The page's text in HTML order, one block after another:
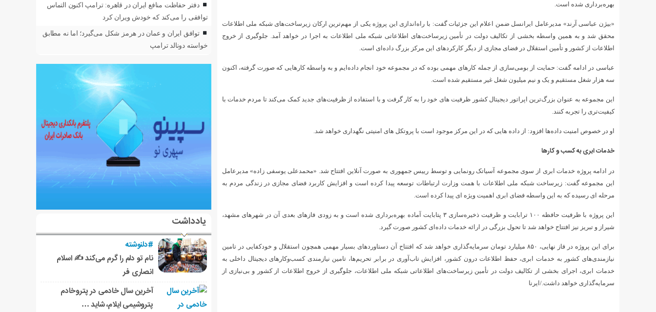
بهره‌برداری شده است.
«بیژن عباسی آرند» مدیرعامل ایرانسل ضمن اعلام این جزئیات گفت: با راه‌اندازی این پروژه یکی از مهم‌ترین ارکان زیرساخت‌های شبکه ملی اطلاعات
محقق شد و به همین واسطه بخشی از تکالیف دولت در تأمین زیرساخت‌های اطلاعاتی شبکه ملی اطلاعات به اجرا در خواهد آمد. جلوگیری از خروج
اطلاعات از کشور و تأمین استقلال در فضای مجازی از دیگر کارکردهای این مرکز بزرگ داده‌ای است.
عباسی در ادامه گفت: حمایت از بومی‌سازی از جمله کارهای مهمی بوده که در مجموعه خود انجام داده‌ایم و به واسطه کارهایی که صورت گرفته، اکنون
سه هزار شغل مستقیم و یک و نیم میلیون شغل غیر مستقیم شده است.
این مجموعه به عنوان بزرگ‌ترین اپراتور دیجیتال کشور ظرفیت های خود را به کار گرفت و با استفاده از ظرفیت‌های جدید کمک می‌کند تا مردم خدمات با
کیفیت‌تری را تجربه کنند.
او در خصوص امنیت داده‌ها افزود: از داده هایی که در این مرکز موجود است با پروتکل های امنیتی نگهداری خواهد شد.
خدمات ابری به کسب و کارها
در ادامه پروژه خدمات ابری از سوی مجموعه آسیاتک رونمایی و توسط رییس جمهوری به صورت آنلاین افتتاح شد. «محمدعلی یوسفی زاده» مدیرعامل
این مجموعه گفت: زیرساخت شبکه ملی اطلاعات با همت وزارت ارتباطات توسعه پیدا کرده است و افزایش کاربرد فضای مجازی در زندگی مردم به
مرحله ای رسیده که به این واسطه فضای ابری اهمیت ویژه ای پیدا کرده است.
این پروژه با ظرفیت حافظه ۱۰۰ ترابایت و ظرفیت ذخیره‌سازی ۳ پتابایت آماده بهره‌برداری شده است و به زودی فازهای بعدی آن در شهرهای مشهد،
شیراز و تبریز نیز افتتاح خواهد شد تا تحول بزرگی در ارائه خدمات داده‌ای کشور صورت گیرد.
برای این پروژه در فاز نهایی، ۸۵۰ میلیارد تومان سرمایه‌گذاری خواهد شد که افتتاح آن دستاوردهای بسیار مهمی همچون استقلال و خودکفایی در تامین
نیازمندی‌های کشور به خدمات ابری، حفظ اطلاعات درون کشور، افزایش تاب‌آوری در برابر تحریم‌ها، تامین نیازمندی‌ کسب‌وکارهای دیجیتال داخلی به
خدمات ابری، اجرای بخشی از تکالیف دولت در تأمین زیرساخت‌های اطلاعاتی شبکه ملی اطلاعات، جلوگیری از خروج اطلاعات از کشور و بی‌نیازی از
سرمایه‌گذاری خواهد داشت./ایرنا
دفتر حفاظت منافع ایران در قاهره: ترامپ اکنون التماس
توافقی را می‌کند که خودش ویران کرد
توافق ایران و عمان در هرمز شکل می‌گیرد؛ اما نه مطابق
خواسته دونالد ترامپ
یادداشت
#دلنوشته
نام تو دلم را گرم می‌کند ✍️ اسلام
انصاری فر
آخرین سال خادمی در پتروخادم
پتروشیمی ایلام، شاید …